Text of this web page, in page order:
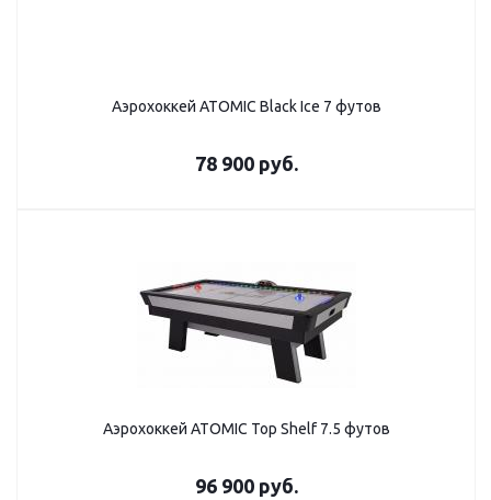
Аэрохоккей ATOMIC Black Ice 7 футов
78 900 руб.
Аэрохоккей ATOMIC Top Shelf 7.5 футов
96 900 руб.